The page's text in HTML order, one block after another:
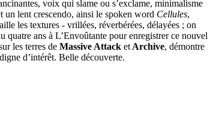
voix qui slame ou s’exclame, minimalisme
un lent crescendo, ainsi le spoken word Cellules,
les textures - vrillées, réverbérées, délayées ; on
ans à L’Envoûtante pour enregistrer ce nouvel
les terres de Massive Attack et Archive, démontre
d’intérêt. Belle découverte.